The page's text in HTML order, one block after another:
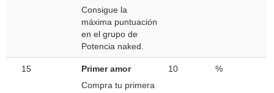
Consigue la
máxima puntuación
en el grupo de
Potencia naked.
15
Primer amor
Compra tu primera
10 %